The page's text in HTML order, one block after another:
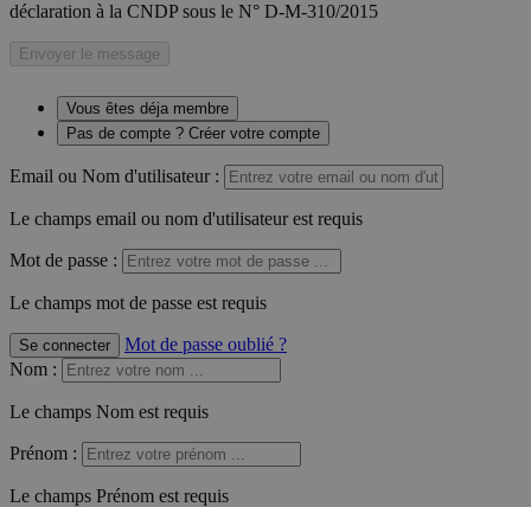
déclaration à la CNDP sous le N° D-M-310/2015
Envoyer le message
Vous êtes déja membre
Pas de compte ? Créer votre compte
Email ou Nom d'utilisateur :
Le champs email ou nom d'utilisateur est requis
Mot de passe :
Le champs mot de passe est requis
Se connecter
Mot de passe oublié ?
Nom :
Le champs Nom est requis
Prénom :
Le champs Prénom est requis